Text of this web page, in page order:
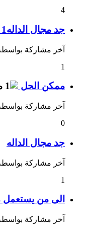
4
جد مجال الداله1
آخر مشاركة
1
ممكن الحل
آخر مشاركة
0
جد مجال الداله
آخر مشاركة
1
الى من يستعمل
آخر مشاركة